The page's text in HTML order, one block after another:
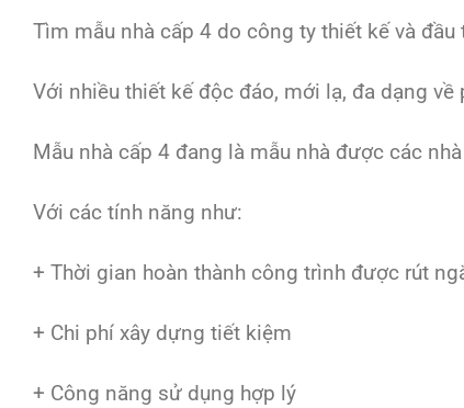
Tìm mẫu nhà cấp 4 do công ty thiết kế và
Với nhiều thiết kế độc đáo, mới lạ, đa dạng về
Mẫu nhà cấp 4 đang là mẫu nhà được các
Với các tính năng như:
+ Thời gian hoàn thành công trình được rút
+ Chi phí xây dựng tiết kiệm
+ Công năng sử dụng hợp lý